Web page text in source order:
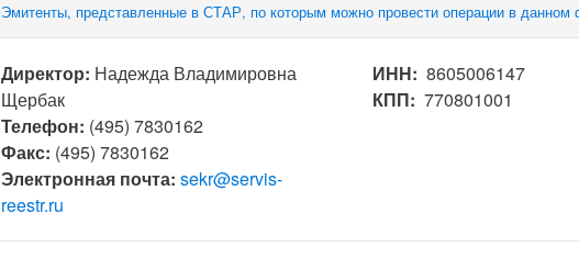
Эмитенты, представленные в СТАР, по которым можно провести операции в данном
Директор: Надежда Владимировна
Щербак
Телефон: (495) 7830162
Факс: (495) 7830162
Электронная почта: sekr@servis-
reestr.ru
ИНН: 8605006147
КПП: 770801001